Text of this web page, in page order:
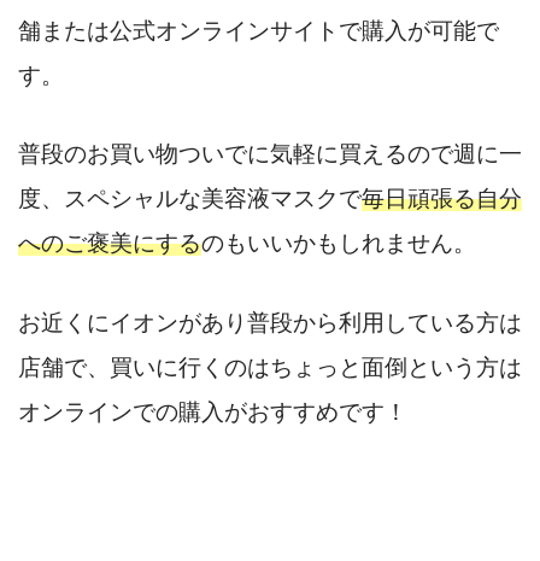
舗または公式オンラインサイトで購入が可能で
す。
普段のお買い物ついでに気軽に買えるので週に一
度、スペシャルな美容液マスクで毎日頑張る自分
へのご褒美にするのもいいかもしれません。
お近くにイオンがあり普段から利用している方は
店舗で、買いに行くのはちょっと面倒という方は
オンラインでの購入がおすすめです！